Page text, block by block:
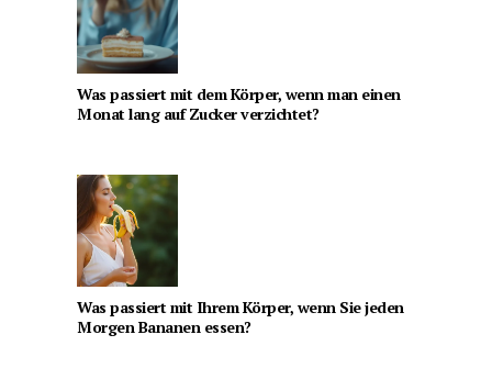
Was passiert mit dem Körper, wenn man einen
Monat lang auf Zucker verzichtet?
Was passiert mit Ihrem Körper, wenn Sie jeden
Morgen Bananen essen?